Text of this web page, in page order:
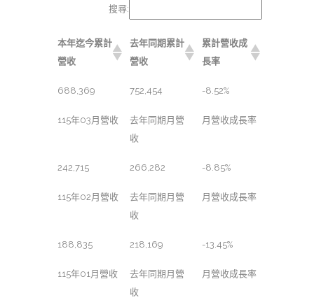
搜尋:
本年迄今累計
營收
去年同期累計
營收
累計營收成
長率
688,369 752,454 -8.52%
115年03月營收
去年同期月營
收
月營收成長率
242,715 266,282 -8.85%
115年02月營收
去年同期月營
收
月營收成長率
188,835 218,169 -13.45%
115年01月營收
去年同期月營
收
月營收成長率